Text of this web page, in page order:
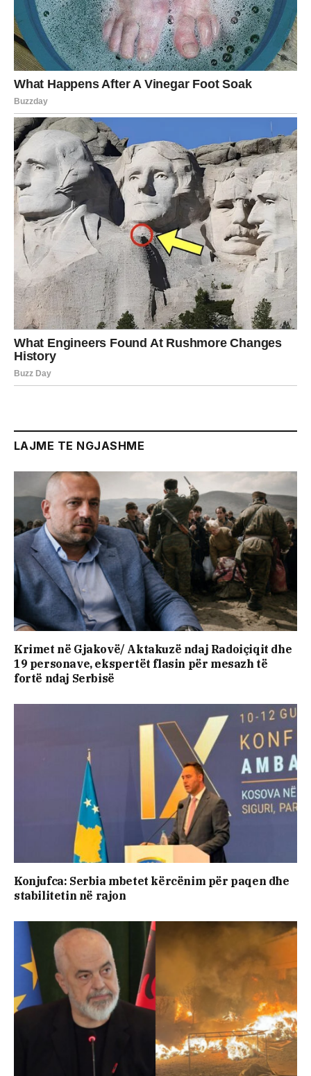
LAJME TE NGJASHME
Krimet në Gjakovë/ Aktakuzë ndaj Radoiçiqit dhe
19 personave, ekspertët flasin për mesazh të
fortë ndaj Serbisë
Konjufca: Serbia mbetet kërcënim për paqen dhe
stabilitetin në rajon